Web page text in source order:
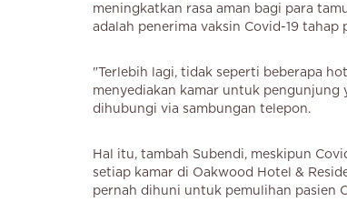
meningkatkan rasa aman bagi para
adalah penerima vaksin Covid-19 tahap
"Terlebih lagi, tidak seperti beberapa
menyediakan kamar untuk pengunjung
dihubungi via sambungan telepon.
Hal itu, tambah Subendi, meskipun
setiap kamar di Oakwood Hotel &
pernah dihuni untuk pemulihan pasien